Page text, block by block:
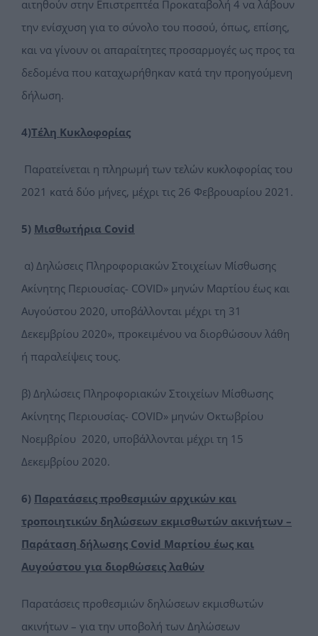
αιτηθούν στην Επιστρεπτέα Προκαταβολή 4 να λάβουν
την ενίσχυση για το σύνολο του ποσού, όπως, επίσης,
και να γίνουν οι απαραίτητες προσαρμογές ως προς τα
δεδομένα που καταχωρήθηκαν κατά την προηγούμενη
δήλωση.
4)Τέλη Κυκλοφορίας
Παρατείνεται η πληρωμή των τελών κυκλοφορίας του
2021 κατά δύο μήνες, μέχρι τις 26 Φεβρουαρίου 2021.
5) Μισθωτήρια Covid
α) Δηλώσεις Πληροφοριακών Στοιχείων Μίσθωσης
Ακίνητης Περιουσίας- COVID» μηνών Μαρτίου έως και
Αυγούστου 2020, υποβάλλονται μέχρι τη 31
Δεκεμβρίου 2020», προκειμένου να διορθώσουν λάθη
ή παραλείψεις τους.
β) Δηλώσεις Πληροφοριακών Στοιχείων Μίσθωσης
Ακίνητης Περιουσίας- COVID» μηνών Οκτωβρίου
Νοεμβρίου 2020, υποβάλλονται μέχρι τη 15
Δεκεμβρίου 2020.
6) Παρατάσεις προθεσμιών αρχικών και
τροποιητικών δηλώσεων εκμισθωτών ακινήτων –
Παράταση δήλωσης Covid Μαρτίου έως και
Αυγούστου για διορθώσεις λαθών
Παρατάσεις προθεσμιών δηλώσεων εκμισθωτών
ακινήτων – για την υποβολή των Δηλώσεων